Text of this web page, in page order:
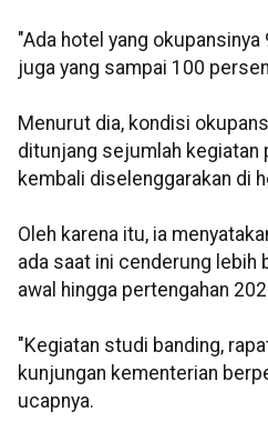
"Ada hotel yang
juga yang sampai 100
Menurut dia, kondisi
ditunjang sejumlah kegiatan
kembali diselenggarakan di
Oleh karena itu, ia
ada saat ini cenderung lebih
awal hingga pertengahan
"Kegiatan studi banding,
kunjungan kementerian
ucapnya.